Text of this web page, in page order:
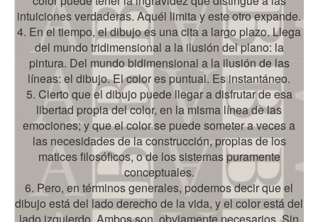
intuiciones verdaderas. Aquél limita y este otro expande.
4. En el tiempo, el dibujo es una cita a largo plazo. Llega
del mundo tridimensional a la ilusión del plano: la
pintura. Del mundo bidimensional a la ilusión de las
líneas: el dibujo. El color es puntual. Es instantáneo.
5. Cierto que el dibujo puede llegar a disfrutar de esa
libertad propia del color, en la misma línea de las
emociones; y que el color se puede someter a veces a
las necesidades de la construcción, propias de los
matices filosóficos, o de los sistemas puramente
conceptuales.
6. Pero, en términos generales, podemos decir que el
dibujo está del lado derecho de la vida, y el color está del